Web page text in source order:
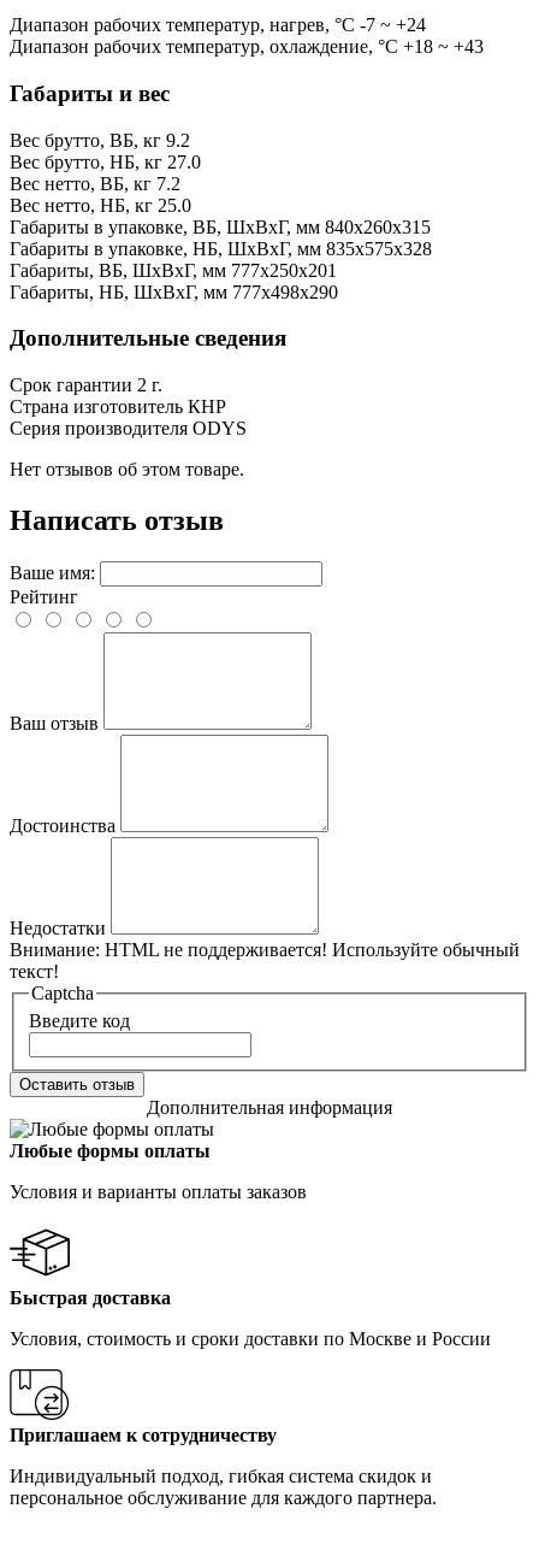
Диапазон рабочих температур, нагрев, °C -7 ~ +24
Диапазон рабочих температур, охлаждение, °C +18 ~ +43
Габариты и вес
Вес брутто, ВБ, кг 9.2
Вес брутто, НБ, кг 27.0
Вес нетто, ВБ, кг 7.2
Вес нетто, НБ, кг 25.0
Габариты в упаковке, ВБ, ШxВxГ, мм 840x260x315
Габариты в упаковке, НБ, ШxВxГ, мм 835x575x328
Габариты, ВБ, ШxВxГ, мм 777x250x201
Габариты, НБ, ШxВxГ, мм 777x498x290
Дополнительные сведения
Срок гарантии 2 г.
Страна изготовитель КНР
Серия производителя ODYS
Нет отзывов об этом товаре.
Написать отзыв
Ваше имя:
Рейтинг
Ваш отзыв
Достоинства
Недостатки
Внимание: HTML не поддерживается! Используйте обычный
текст!
Captcha
Введите код
Оставить отзыв
Дополнительная информация
Любые формы оплаты
Условия и варианты оплаты заказов
Быстрая доставка
Условия, стоимость и сроки доставки по Москве и России
Приглашаем к сотрудничеству
Индивидуальный подход, гибкая система скидок и
персональное обслуживание для каждого партнера.